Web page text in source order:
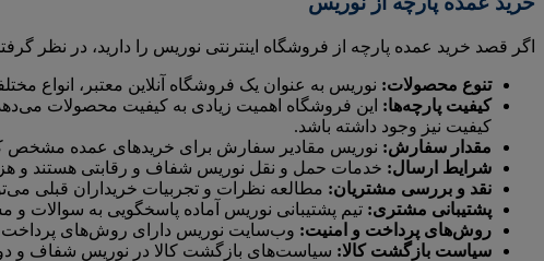
اگر قصد خرید عمده پارچه از فروشگاه اینترنتی نوریس را دارید، در نظر
تنوع محصولات: نوریس به عنوان یک فروشگاه آنلاین معتبر، انواع
کیفیت پارچه‌ها: این فروشگاه اهمیت زیادی به کیفیت محصولات
کیفیت نیز وجود داشته باشد.
مقدار سفارش: نوریس مقادیر سفارش برای خریدهای عمده مشخص
شرایط ارسال: خدمات حمل و نقل نوریس شفاف و رقابتی هستند و
نقد و بررسی مشتریان: مطالعه نظرات و تجربیات خریداران قبلی
پشتیبانی مشتری: تیم پشتیبانی نوریس آماده پاسخگویی به
روش‌های پرداخت و امنیت: وب‌سایت نوریس دارای روش‌های پرداخت
سیاست بازگشت کالا: سیاست‌های بازگشت کالا در نوریس شفاف و